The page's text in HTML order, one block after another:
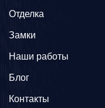
Отделка
Замки
Наши работы
Блог
Контакты